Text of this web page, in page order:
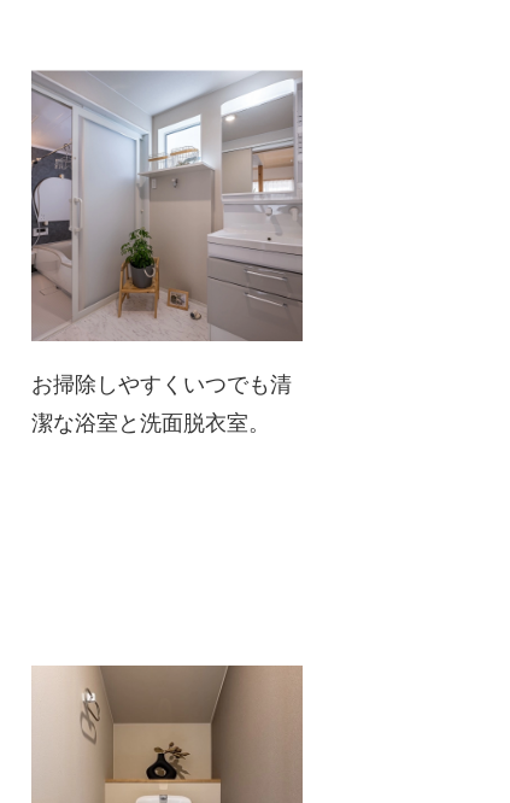
お掃除しやすくいつでも清
潔な浴室と洗面脱衣室。